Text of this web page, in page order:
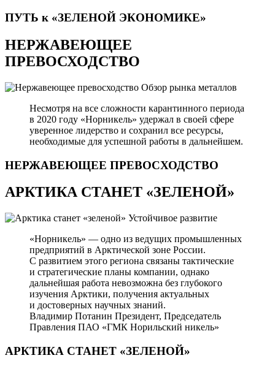
ПУТЬ к «ЗЕЛЕНОЙ ЭКОНОМИКЕ»
НЕРЖАВЕЮЩЕЕ
ПРЕВОСХОДСТВО
Обзор рынка металлов
Несмотря на все сложности карантинного периода
в 2020 году «Норникель» удержал в своей сфере
уверенное лидерство и сохранил все ресурсы,
необходимые для успешной работы в дальнейшем.
НЕРЖАВЕЮЩЕЕ ПРЕВОСХОДСТВО
АРКТИКА СТАНЕТ «ЗЕЛЕНОЙ»
Устойчивое развитие
«Норникель» — одно из ведущих промышленных
предприятий в Арктической зоне России.
С развитием этого региона связаны тактические
и стратегические планы компании, однако
дальнейшая работа невозможна без глубокого
изучения Арктики, получения актуальных
и достоверных научных знаний.
Владимир Потанин Президент, Председатель
Правления ПАО «ГМК Норильский никель»
АРКТИКА СТАНЕТ «ЗЕЛЕНОЙ»